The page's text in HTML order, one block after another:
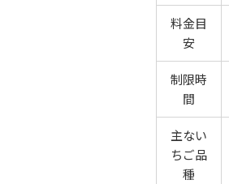
料金目
安
制限時
間
主ない
ちご品
種